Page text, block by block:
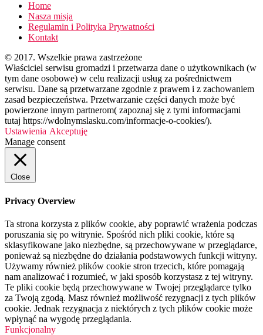
Home
Nasza misja
Regulamin i Polityka Prywatności
Kontakt
© 2017. Wszelkie prawa zastrzeżone
Właściciel serwisu gromadzi i przetwarza dane o użytkownikach (w
tym dane osobowe) w celu realizacji usług za pośrednictwem
serwisu. Dane są przetwarzane zgodnie z prawem i z zachowaniem
zasad bezpieczeństwa. Przetwarzanie części danych może być
powierzone innym partnerom( zapoznaj się z tymi informacjami
tutaj https://wdolnymslasku.com/informacje-o-cookies/).
Ustawienia Akceptuję
Manage consent
Close
Privacy Overview
Ta strona korzysta z plików cookie, aby poprawić wrażenia podczas
poruszania się po witrynie. Spośród nich pliki cookie, które są
sklasyfikowane jako niezbędne, są przechowywane w przeglądarce,
ponieważ są niezbędne do działania podstawowych funkcji witryny.
Używamy również plików cookie stron trzecich, które pomagają
nam analizować i rozumieć, w jaki sposób korzystasz z tej witryny.
Te pliki cookie będą przechowywane w Twojej przeglądarce tylko
za Twoją zgodą. Masz również możliwość rezygnacji z tych plików
cookie. Jednak rezygnacja z niektórych z tych plików cookie może
wpłynąć na wygodę przeglądania.
Funkcjonalny